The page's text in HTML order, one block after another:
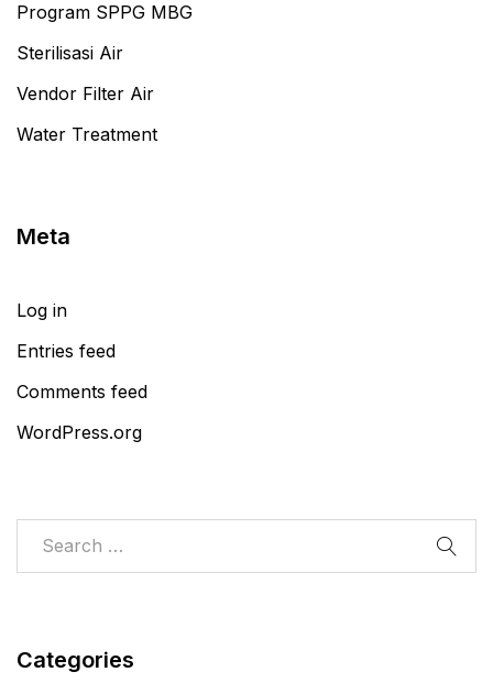
Program SPPG MBG
Sterilisasi Air
Vendor Filter Air
Water Treatment
Meta
Log in
Entries feed
Comments feed
WordPress.org
Categories